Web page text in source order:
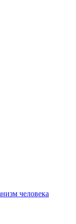
человека